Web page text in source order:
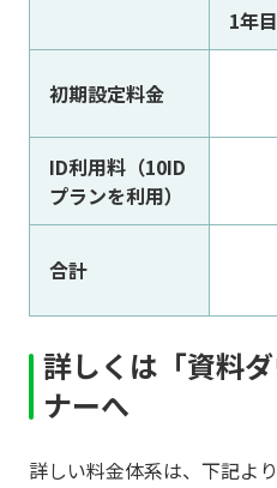
1年目
初期設定料金
ID利用料（10ID
プランを利用）
合計
詳しくは「資料
ナーへ
詳しい料金体系は、下記よ